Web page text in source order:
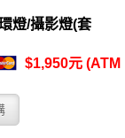
燈/攝影燈(套
$1,950元 (ATM